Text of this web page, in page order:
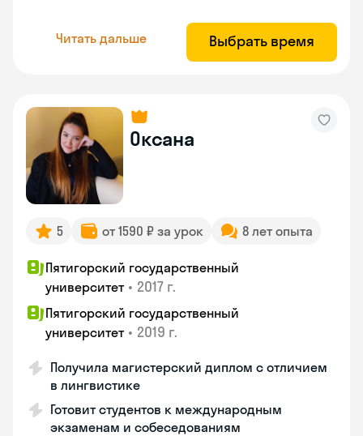
Читать дальше Выбрать время
Оксана
5 от 1590 ₽ за урок 8 лет опыта
Пятигорский государственный
университет • 2017 г.
Пятигорский государственный
университет • 2019 г.
Получила магистерский диплом с отличием
в лингвистике
Готовит студентов к международным
экзаменам и собеседованиям